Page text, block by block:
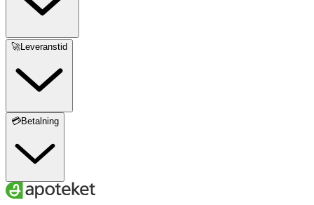
🚀Leveranstid
💳Betalning